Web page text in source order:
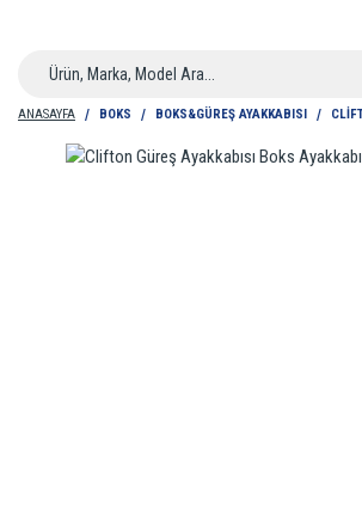
ANASAYFA BOKS BOKS&GÜREŞ AYAKKABISI